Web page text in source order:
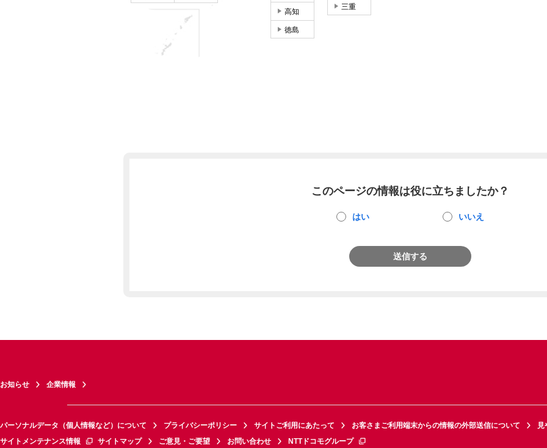
三重
高知
徳島
このページの情報は役に立ちましたか？
はい いいえ
送信する
お知らせ 企業情報
パーソナルデータ（個人情報など）について プライバシーポリシー サイトご利用にあたって お客さまご利用端末からの情報の外部送信について
見
サイトメンテナンス情報
サイトマップ ご意見・ご要望 お問い合わせ NTTドコモグループ